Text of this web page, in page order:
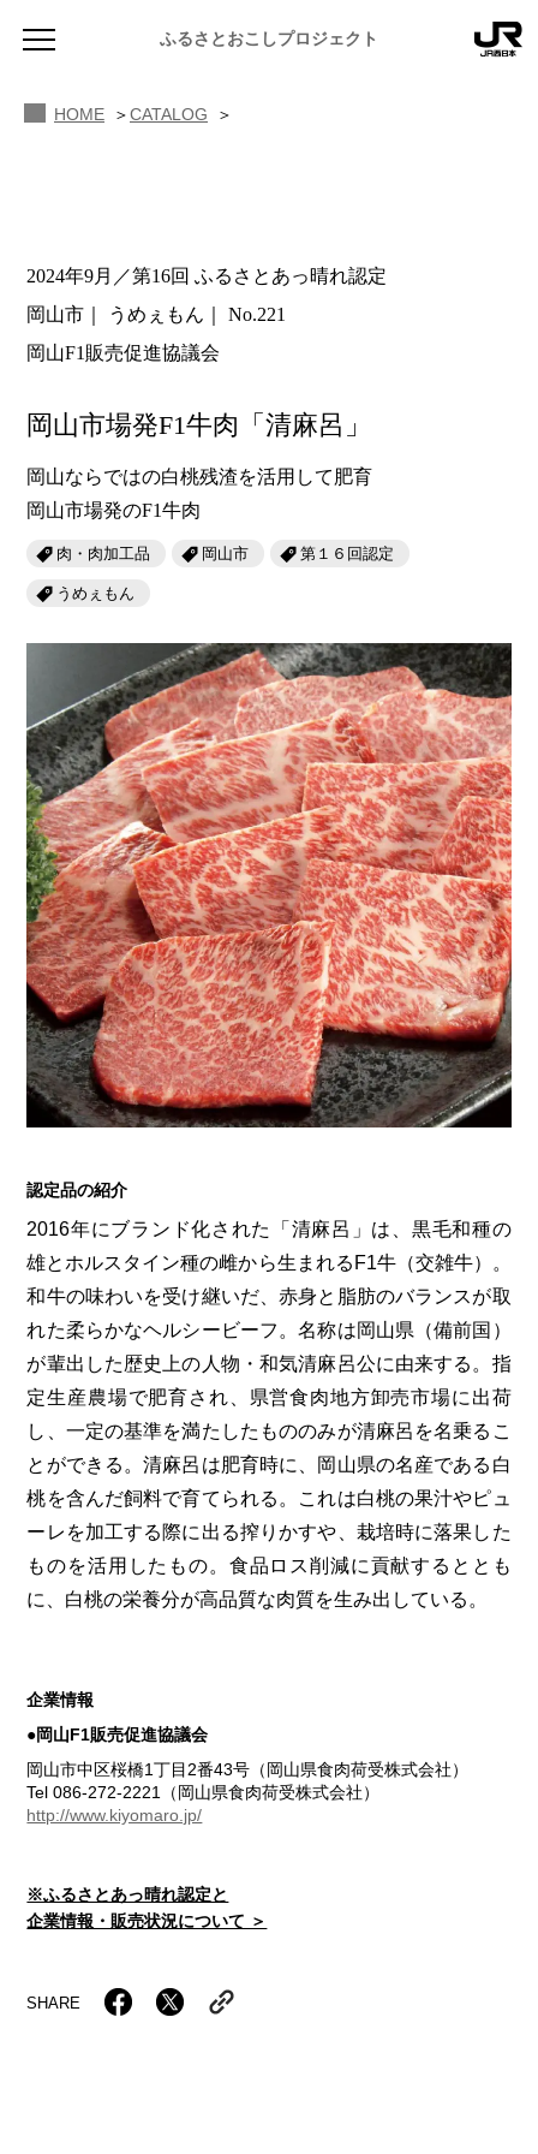
ふるさとおこしプロジェクト
お知らせ
ふるさと散歩
あの駅この駅
おのえきTIMES
JR西日本グループのおみやげ開発
岡山育ちのアイスバー
せとうちの果実 清涼飲料水
雑貨シリーズ
恋するジャージー 瀬戸田レモン
蒜山ショコラ
蒜山ショコラクッキーズ
せとうちのおいしいシリーズ
生スフレ ふわり～ぬ
せとうちの果実 チューハイ
ふるさとあっ晴れ認定
マップ・一覧から探す
カテゴリー・タグ・キーワードから探す
第16回 Re： 第15回 未来へつなぐ人
第14回 持続と進化 第13回 せとうちの海を育む山々
第12回 挑戦 第11回 せとうち
第10回 岡山・備後の果物 第9回 岡山・備後のうめぇもん
第8回 岡山市 第7回 美作市/西粟倉村/奈義町/勝央町
第6回 瀬戸内市/備前市/和気町/赤磐市 第5回 津山市/鏡野町/吉備中央町/久米南町/美咲町
第4回 倉敷市/玉野市/浅口市/里庄町 第3回 尾道市/福山市/笠岡市/府中市
第2回 真庭市/新庄村
ふるさとあっ晴れ認定とは デジタルカタログ
Urara
SAKU美SAKU楽
SETOUCHI TRAIN
La Malle de Bois
地酒列車
スローライフ列車
ABOUT
JR岡山の地域共生
ふるさとおこしプロジェクトとは
活動内容
HOME CATALOG
2024年9月／第16回 ふるさとあっ晴れ認定
岡山市
うめぇもん
No.221
岡山F1販売促進協議会
岡山市場発F1牛肉「清麻呂」
岡山ならではの白桃残渣を活用して肥育
岡山市場発のF1牛肉
肉・肉加工品 岡山市 第１６回認定
うめぇもん
認定品の紹介
2016年にブランド化された「清麻呂」は、黒毛和種の
雄とホルスタイン種の雌から生まれるF1牛（交雑牛）。
和牛の味わいを受け継いだ、赤身と脂肪のバランスが取
れた柔らかなヘルシービーフ。名称は岡山県（備前国）
が輩出した歴史上の人物・和気清麻呂公に由来する。指
定生産農場で肥育され、県営食肉地方卸売市場に出荷
し、一定の基準を満たしたもののみが清麻呂を名乗るこ
とができる。清麻呂は肥育時に、岡山県の名産である白
桃を含んだ飼料で育てられる。これは白桃の果汁やピュ
ーレを加工する際に出る搾りかすや、栽培時に落果した
ものを活用したもの。食品ロス削減に貢献するととも
に、白桃の栄養分が高品質な肉質を生み出している。
企業情報
●岡山F1販売促進協議会
岡山市中区桜橋1丁目2番43号（岡山県食肉荷受株式会社）
Tel 086-272-2221（岡山県食肉荷受株式会社）
http://www.kiyomaro.jp/
※ふるさとあっ晴れ認定と
企業情報・販売状況について ＞
SHARE